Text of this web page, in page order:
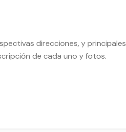
direcciones, y principales
de cada uno y fotos.